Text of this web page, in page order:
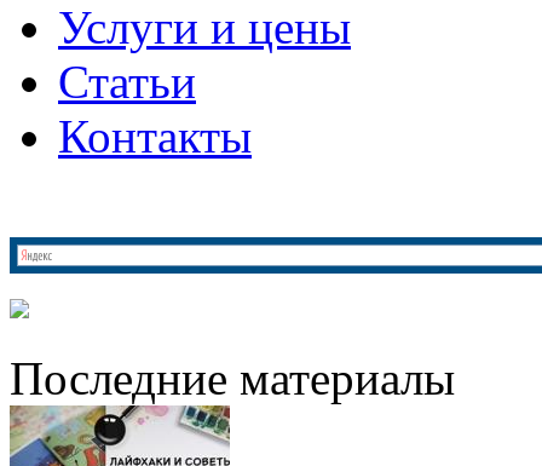
Услуги и цены
Статьи
Контакты
Последние материалы